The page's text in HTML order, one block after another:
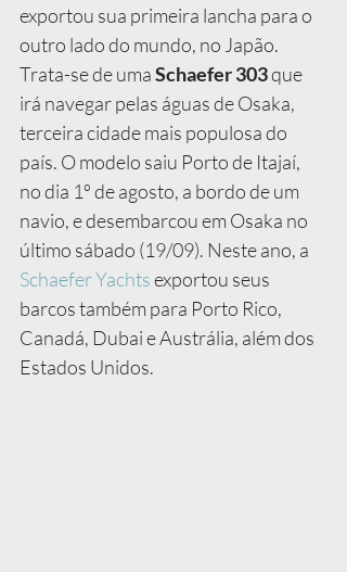
exportou sua primeira lancha para o
outro lado do mundo, no Japão.
Trata-se de uma Schaefer 303 que
irá navegar pelas águas de Osaka,
terceira cidade mais populosa do
país. O modelo saiu Porto de Itajaí,
no dia 1º de agosto, a bordo de um
navio, e desembarcou em Osaka no
último sábado (19/09). Neste ano, a
Schaefer Yachts exportou seus
barcos também para Porto Rico,
Canadá, Dubai e Austrália, além dos
Estados Unidos.